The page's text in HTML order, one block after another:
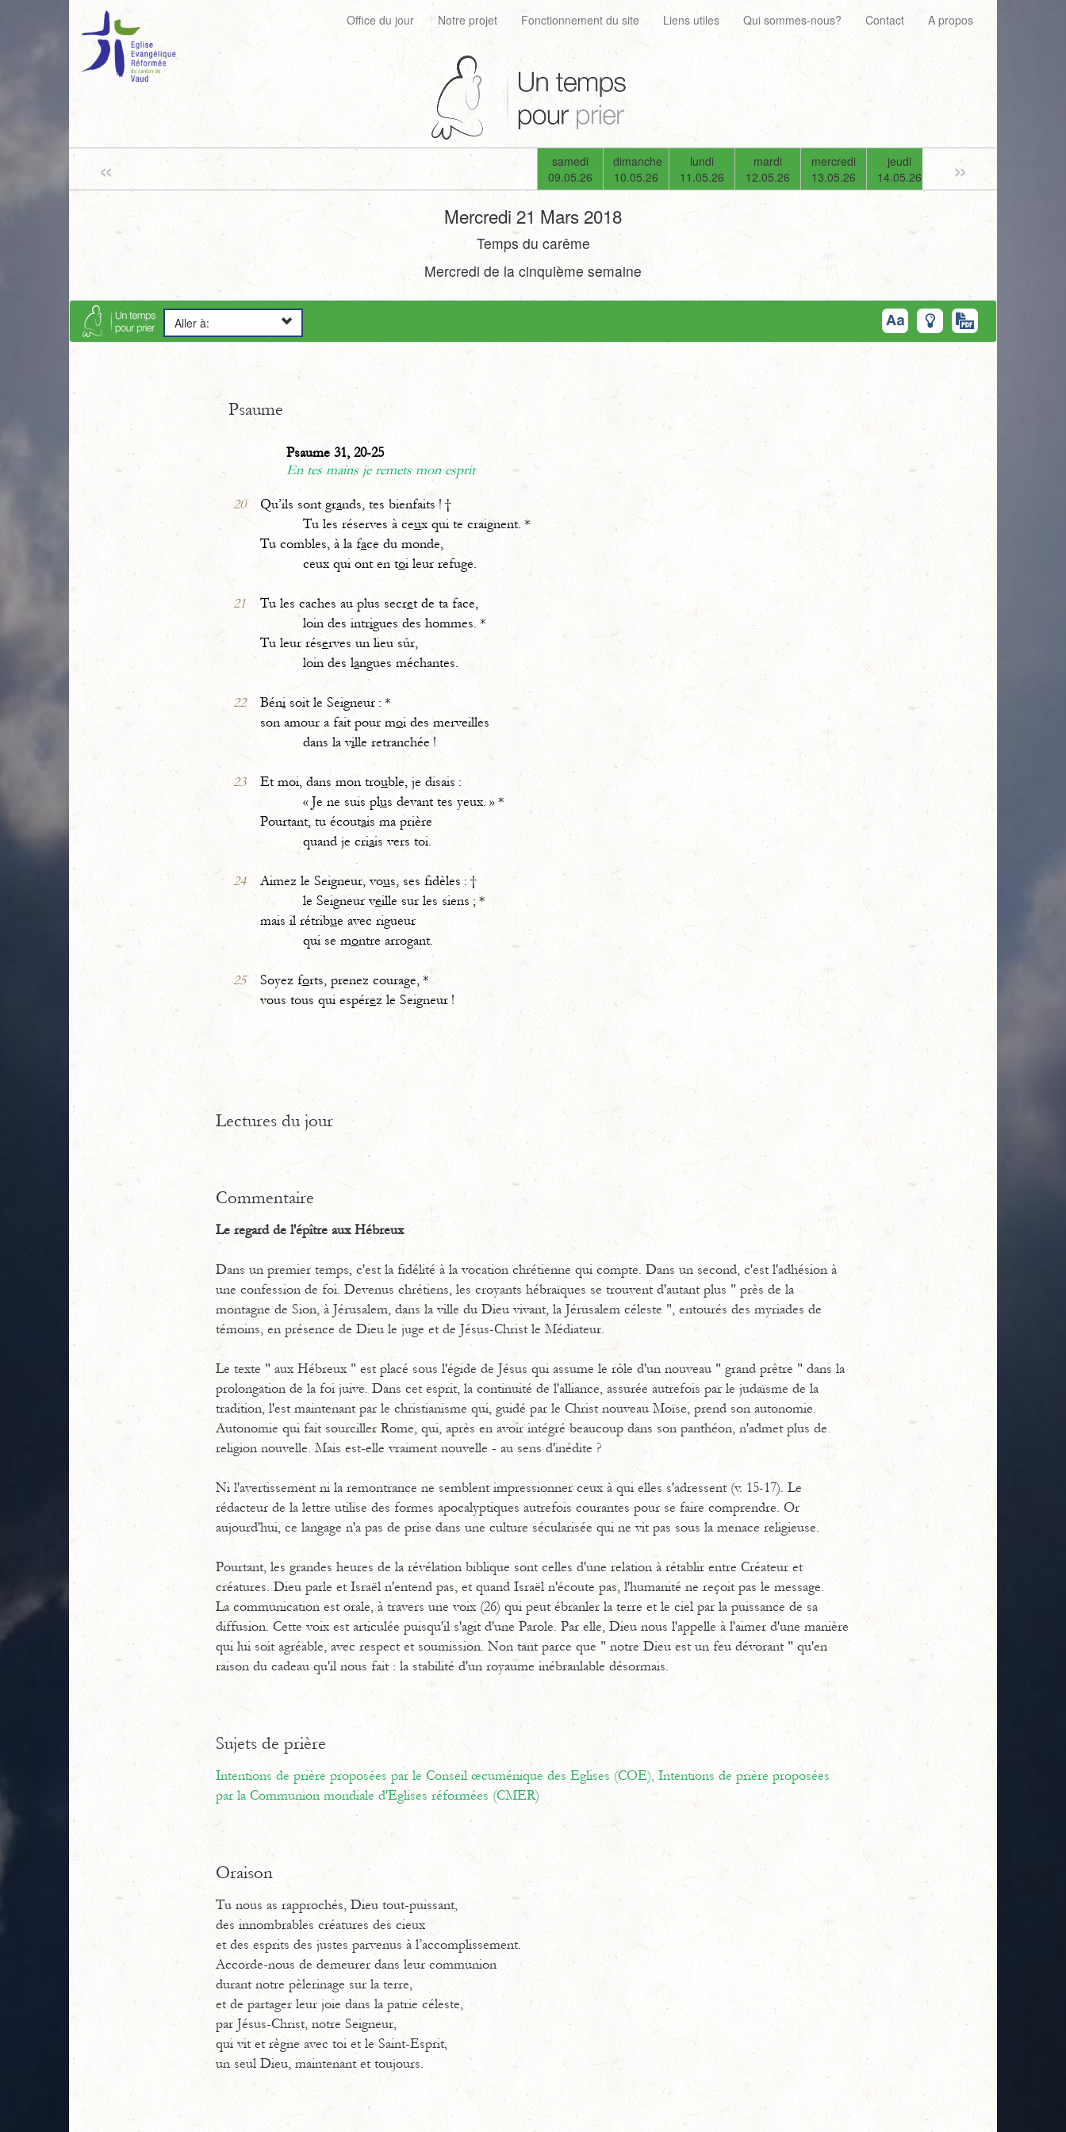
Office du jour Notre projet Fonctionnement du site Liens utiles Qui sommes-nous? Contact A propos
«
samedi
09.05.26
dimanche
10.05.26
lundi
11.05.26
mardi
12.05.26
mercredi
13.05.26
jeudi
14.05.26
15.05.26
»
Mercredi 21 Mars 2018
Temps du carême
Mercredi de la cinquième semaine
Aller à:
Psaume
Psaume 31, 20-25
En tes mains je remets mon esprit
20 Qu’ils sont grands, tes bienfaits ! †
Tu les réserves à ceux qui te craignent. *
Tu combles, à la face du monde,
ceux qui ont en toi leur refuge.
21 Tu les caches au plus secret de ta face,
loin des intrigues des hommes. *
Tu leur réserves un lieu sûr,
loin des langues méchantes.
22 Béni soit le Seigneur : *
son amour a fait pour moi des merveilles
dans la ville retranchée !
23 Et moi, dans mon trouble, je disais :
« Je ne suis plus devant tes yeux. » *
Pourtant, tu écoutais ma prière
quand je criais vers toi.
24 Aimez le Seigneur, vous, ses fidèles : †
le Seigneur veille sur les siens ; *
mais il rétribue avec rigueur
qui se montre arrogant.
25 Soyez forts, prenez courage, *
vous tous qui espérez le Seigneur !
Lectures du jour
Commentaire
Le regard de l'épître aux Hébreux
Dans un premier temps, c'est la fidélité à la vocation chrétienne qui compte. Dans un second, c'est l'adhésion à
une confession de foi. Devenus chrétiens, les croyants hébraïques se trouvent d'autant plus " près de la
montagne de Sion, à Jérusalem, dans la ville du Dieu vivant, la Jérusalem céleste ", entourés des myriades de
témoins, en présence de Dieu le juge et de Jésus-Christ le Médiateur.
Le texte " aux Hébreux " est placé sous l'égide de Jésus qui assume le rôle d'un nouveau " grand prêtre " dans la
prolongation de la foi juive. Dans cet esprit, la continuité de l'alliance, assurée autrefois par le judaïsme de la
tradition, l'est maintenant par le christianisme qui, guidé par le Christ nouveau Moïse, prend son autonomie.
Autonomie qui fait sourciller Rome, qui, après en avoir intégré beaucoup dans son panthéon, n'admet plus de
religion nouvelle. Mais est-elle vraiment nouvelle - au sens d'inédite ?
Ni l'avertissement ni la remontrance ne semblent impressionner ceux à qui elles s'adressent (v. 15-17). Le
rédacteur de la lettre utilise des formes apocalyptiques autrefois courantes pour se faire comprendre. Or
aujourd'hui, ce langage n'a pas de prise dans une culture sécularisée qui ne vit pas sous la menace religieuse.
Pourtant, les grandes heures de la révélation biblique sont celles d'une relation à rétablir entre Créateur et
créatures. Dieu parle et Israël n'entend pas, et quand Israël n'écoute pas, l'humanité ne reçoit pas le message.
La communication est orale, à travers une voix (26) qui peut ébranler la terre et le ciel par la puissance de sa
diffusion. Cette voix est articulée puisqu'il s'agit d'une Parole. Par elle, Dieu nous l'appelle à l'aimer d'une manière
qui lui soit agréable, avec respect et soumission. Non tant parce que " notre Dieu est un feu dévorant " qu'en
raison du cadeau qu'il nous fait : la stabilité d'un royaume inébranlable désormais.
Sujets de prière
Intentions de prière proposées par le Conseil œcuménique des Eglises (COE), Intentions de prière proposées
par la Communion mondiale d'Eglises réformées (CMER)
Oraison
Tu nous as rapprochés, Dieu tout-puissant,
des innombrables créatures des cieux
et des esprits des justes parvenus à l’accomplissement.
Accorde-nous de demeurer dans leur communion
durant notre pèlerinage sur la terre,
et de partager leur joie dans la patrie céleste,
par Jésus-Christ, notre Seigneur,
qui vit et règne avec toi et le Saint-Esprit,
un seul Dieu, maintenant et toujours.